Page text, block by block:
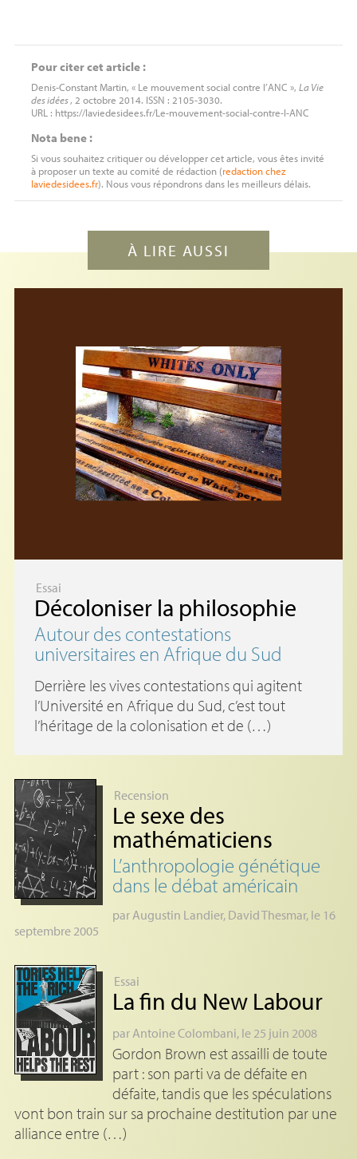
Pour citer cet article :
Denis-Constant Martin, « Le mouvement social contre l’ANC », La Vie
des idées, 2 octobre 2014. ISSN : 2105-3030.
URL : https://laviedesidees.fr/Le-mouvement-social-contre-l-ANC
Nota bene :
Si vous souhaitez critiquer ou développer cet article, vous êtes invité
à proposer un texte au comité de rédaction (redactionchez
laviedesidees.fr). Nous vous répondrons dans les meilleurs délais.
À LIRE AUSSI
Essai
Décoloniser la philosophie
Autour des contestations
universitaires en Afrique du Sud
Derrière les vives contestations qui agitent
l’Université en Afrique du Sud, c’est tout
l’héritage de la colonisation et de (…)
Recension
Le sexe des
mathématiciens
L’anthropologie génétique
dans le débat américain
par Augustin Landier, David Thesmar, le 16
septembre 2005
Essai
La fin du New Labour
par Antoine Colombani, le 25 juin 2008
Gordon Brown est assailli de toute
part : son parti va de défaite en
défaite, tandis que les spéculations
vont bon train sur sa prochaine destitution par une
alliance entre (…)